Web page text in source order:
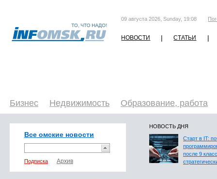
09 августа 2026, Sunday, 19:08
НОВОСТИ | СТАТЬИ |
Бизнес Недвижимость Образование, работа
Все омские новости
Подписка
НОВОСТЬ ДНЯ
Старт в IT:
после 9